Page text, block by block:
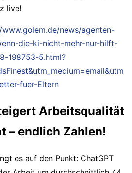
live!
news/agenten-
die-ki-nicht-mehr-nur-hilft-
198753-5.html?
fuer-Eltern
Arbeitsqualität
– endlich Zahlen!
es auf den Punkt: ChatGPT